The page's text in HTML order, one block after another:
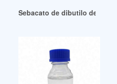
(sebacato de dioctilo) 1
Sebacato de dibutilo de alta